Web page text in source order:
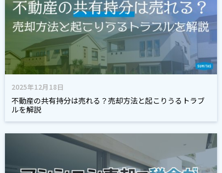
2025年12月18日
不動産の共有持分は売れる？売却方法と起こりうるトラブ
ルを解説